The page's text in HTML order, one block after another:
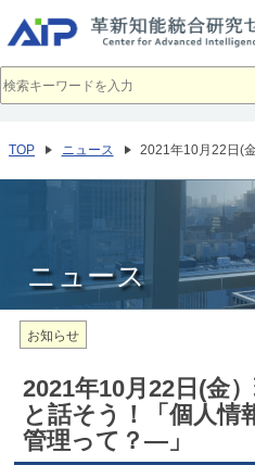
イ
ン
へ
動
TOP ニュース 2021年10月22日(
ニュース
お知らせ
2021年10月22日(金
と話そう！「個人
管理って？―」